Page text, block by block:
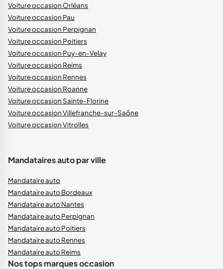
Voiture occasion Orléans
Voiture occasion Pau
Voiture occasion Perpignan
Voiture occasion Poitiers
Voiture occasion Puy-en-Velay
Voiture occasion Reims
Voiture occasion Rennes
Voiture occasion Roanne
Voiture occasion Sainte-Florine
Voiture occasion Villefranche-sur-Saône
Voiture occasion Vitrolles
Mandataires auto par ville
Mandataire auto
Mandataire auto Bordeaux
Mandataire auto Nantes
Mandataire auto Perpignan
Mandataire auto Poitiers
Mandataire auto Rennes
Mandataire auto Reims
Nos tops marques occasion